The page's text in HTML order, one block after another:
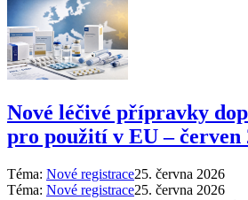
Nové léčivé přípravky
pro použití v EU –⁠ červen
Téma: Nové registrace25. června 2026
Téma: Nové registrace25. června 2026